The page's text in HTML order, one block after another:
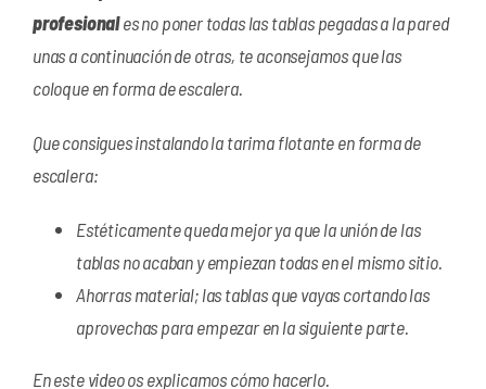
profesionales no poner todas las tablas pegadas a la pared
unas a continuación de otras, te aconsejamos que las
coloque en forma de escalera.
Que consigues instalando la tarima flotante en forma de
escalera:
Estéticamente queda mejor ya que la unión de las
tablas no acaban y empiezan todas en el mismo sitio.
Ahorras material; las tablas que vayas cortando las
aprovechas para empezar en la siguiente parte.
En este video os explicamos cómo hacerlo.